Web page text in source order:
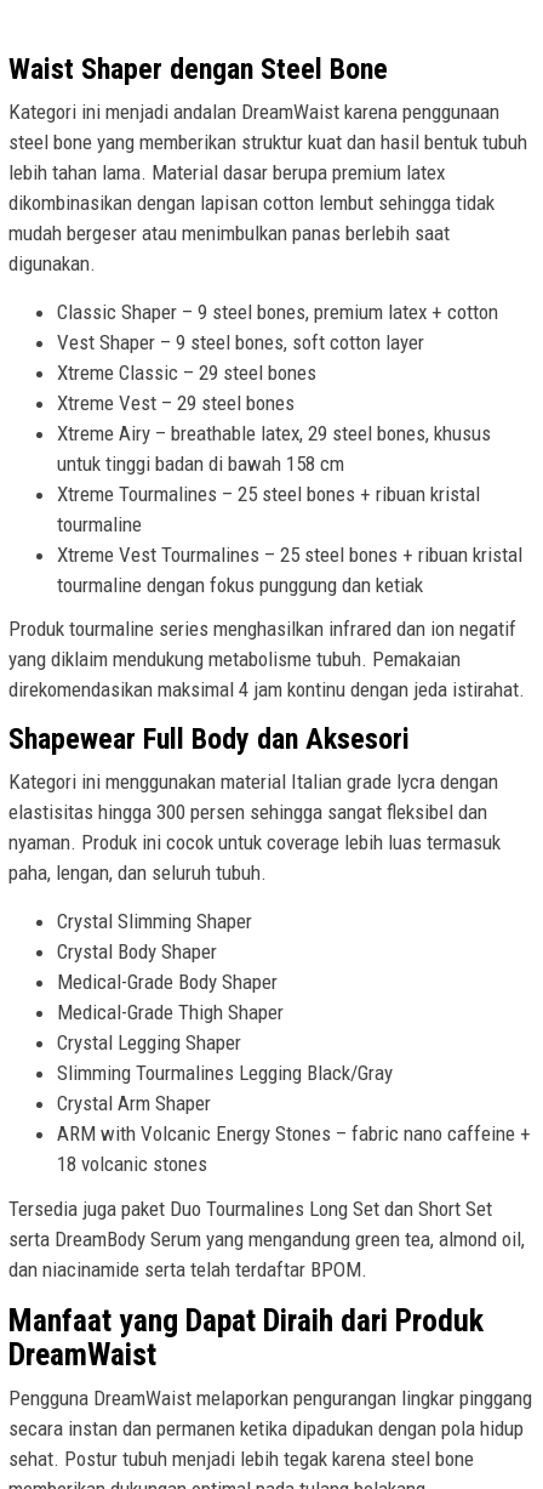
Waist Shaper dengan Steel Bone
Kategori ini menjadi andalan DreamWaist karena penggunaan
steel bone yang memberikan struktur kuat dan hasil bentuk tubuh
lebih tahan lama. Material dasar berupa premium latex
dikombinasikan dengan lapisan cotton lembut sehingga tidak
mudah bergeser atau menimbulkan panas berlebih saat
digunakan.
Classic Shaper – 9 steel bones, premium latex + cotton
Vest Shaper – 9 steel bones, soft cotton layer
Xtreme Classic – 29 steel bones
Xtreme Vest – 29 steel bones
Xtreme Airy – breathable latex, 29 steel bones, khusus
untuk tinggi badan di bawah 158 cm
Xtreme Tourmalines – 25 steel bones + ribuan kristal
tourmaline
Xtreme Vest Tourmalines – 25 steel bones + ribuan kristal
tourmaline dengan fokus punggung dan ketiak
Produk tourmaline series menghasilkan infrared dan ion negatif
yang diklaim mendukung metabolisme tubuh. Pemakaian
direkomendasikan maksimal 4 jam kontinu dengan jeda istirahat.
Shapewear Full Body dan Aksesori
Kategori ini menggunakan material Italian grade lycra dengan
elastisitas hingga 300 persen sehingga sangat fleksibel dan
nyaman. Produk ini cocok untuk coverage lebih luas termasuk
paha, lengan, dan seluruh tubuh.
Crystal Slimming Shaper
Crystal Body Shaper
Medical-Grade Body Shaper
Medical-Grade Thigh Shaper
Crystal Legging Shaper
Slimming Tourmalines Legging Black/Gray
Crystal Arm Shaper
ARM with Volcanic Energy Stones – fabric nano caffeine +
18 volcanic stones
Tersedia juga paket Duo Tourmalines Long Set dan Short Set
serta DreamBody Serum yang mengandung green tea, almond oil,
dan niacinamide serta telah terdaftar BPOM.
Manfaat yang Dapat Diraih dari Produk
DreamWaist
Pengguna DreamWaist melaporkan pengurangan lingkar pinggang
secara instan dan permanen ketika dipadukan dengan pola hidup
sehat. Postur tubuh menjadi lebih tegak karena steel bone